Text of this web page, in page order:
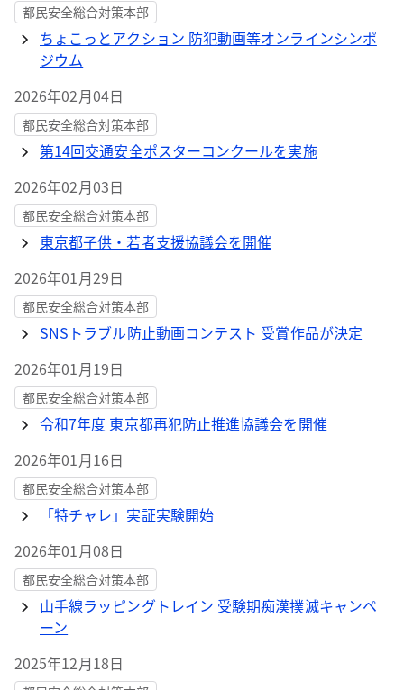
都民安全総合対策本部
ちょこっとアクション 防犯動画等オンラインシンポ
ジウム
2026年02月04日
都民安全総合対策本部
第14回交通安全ポスターコンクールを実施
2026年02月03日
都民安全総合対策本部
東京都子供・若者支援協議会を開催
2026年01月29日
都民安全総合対策本部
SNSトラブル防止動画コンテスト 受賞作品が決定
2026年01月19日
都民安全総合対策本部
令和7年度 東京都再犯防止推進協議会を開催
2026年01月16日
都民安全総合対策本部
「特チャレ」実証実験開始
2026年01月08日
都民安全総合対策本部
山手線ラッピングトレイン 受験期痴漢撲滅キャンペ
ーン
2025年12月18日